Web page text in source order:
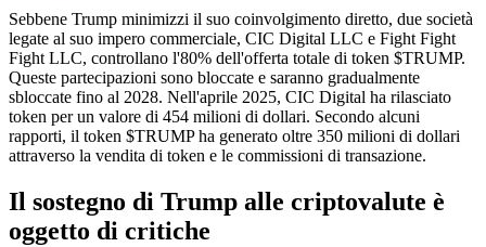
Sebbene Trump minimizzi il suo coinvolgimento diretto, due società
legate al suo impero commerciale, CIC Digital LLC e Fight Fight
Fight LLC, controllano l'80% dell'offerta totale di token $TRUMP.
Queste partecipazioni sono bloccate e saranno gradualmente
sbloccate fino al 2028. Nell'aprile 2025, CIC Digital ha rilasciato
token per un valore di 454 milioni di dollari. Secondo alcuni
rapporti, il token $TRUMP ha generato oltre 350 milioni di dollari
attraverso la vendita di token e le commissioni di transazione.
Il sostegno di Trump alle criptovalute è
oggetto di critiche